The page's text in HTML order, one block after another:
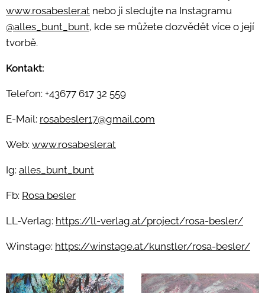
www.rosabesler.at nebo ji sledujte na Instagramu
@alles_bunt_bunt, kde se můžete dozvědět více o její
tvorbě.
Kontakt:
Telefon: +43677 617 32 559
E-Mail: rosabesler17@gmail.com
Web: www.rosabesler.at
Ig: alles_bunt_bunt
Fb: Rosa besler
LL-Verlag: https://ll-verlag.at/project/rosa-besler/
Winstage: https://winstage.at/kunstler/rosa-besler/